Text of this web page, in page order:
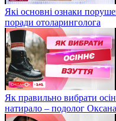
Які основні ознаки
поради отоларинголога
Як правильно вибрати
натирало – подолог